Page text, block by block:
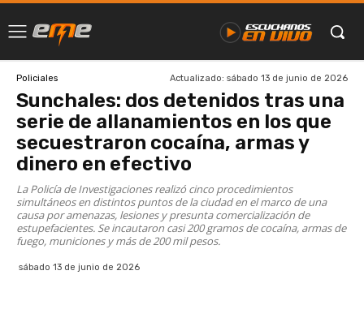
Policiales Actualizado: sábado 13 de junio de 2026
Sunchales: dos detenidos tras una
serie de allanamientos en los que
secuestraron cocaína, armas y
dinero en efectivo
La Policía de Investigaciones realizó cinco procedimientos
simultáneos en distintos puntos de la ciudad en el marco de una
causa por amenazas, lesiones y presunta comercialización de
estupefacientes. Se incautaron casi 200 gramos de cocaína, armas de
fuego, municiones y más de 200 mil pesos.
sábado 13 de junio de 2026